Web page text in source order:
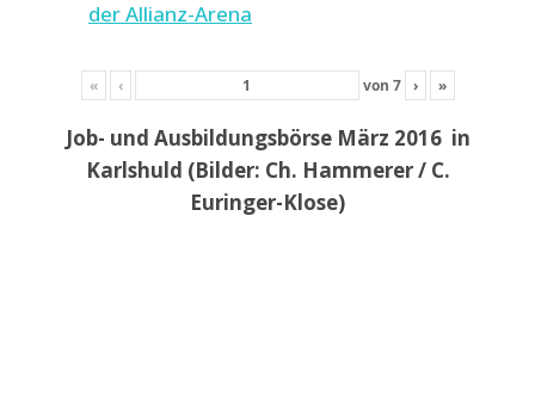
« ‹ von 7 › »
Job- und Ausbildungsbörse März 2016 in
Karlshuld (Bilder: Ch. Hammerer / C.
Euringer-Klose)